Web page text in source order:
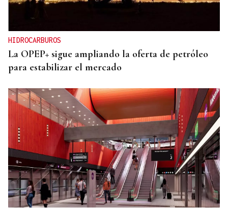
HIDROCARBUROS
La OPEP+ sigue ampliando la oferta de petróleo
para estabilizar el mercado